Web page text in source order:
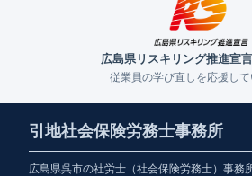
広島県リスキリング推進宣
従業員の学び直しを応援して
引地社会保険労務士事務所
広島県呉市の社労士（社会保険労務士）事務